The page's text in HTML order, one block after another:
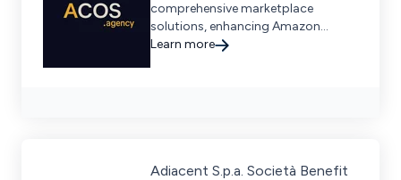
comprehensive marketplace
solutions, enhancing Amazon
growth through data-driven
Learn more
Adiacent S.p.a. Società Benefit